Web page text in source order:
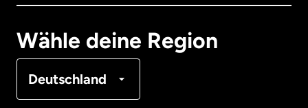
Wähle deine Region
Deutschland